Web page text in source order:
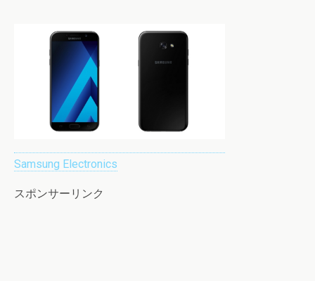
Samsung Electronics
スポンサーリンク